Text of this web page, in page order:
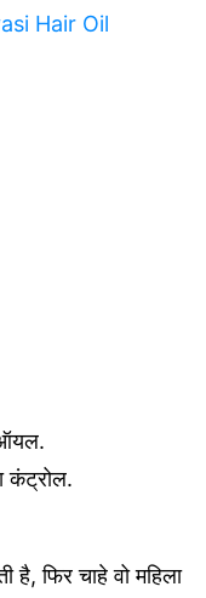
Hair Oil
ऑयल.
कंट्रोल.
है, फिर चाहे वो महिला